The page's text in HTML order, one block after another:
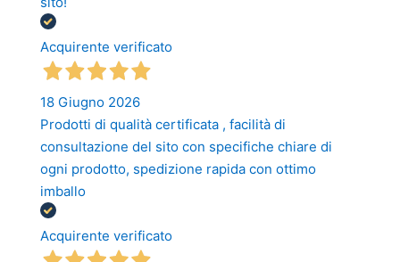
Acquirente verificato
18 Giugno 2026
Prodotti di qualità certificata , facilità di
consultazione del sito con specifiche chiare di
ogni prodotto, spedizione rapida con ottimo
imballo
Acquirente verificato